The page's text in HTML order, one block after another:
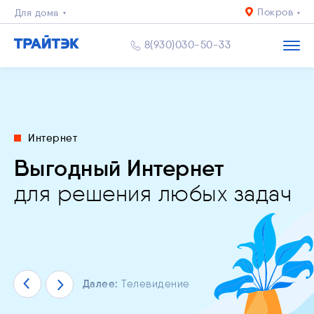
Для дома
Бизнесу
Покров
8(930)030-50-33
Интернет
любых задач
Интернет
Выгодный Интернет
для решения любых задач
и IP
возрастов
за близкихи
приложение
Личный кабинет"
уже сейчас!
уровень
и комфорта
Далее: Телевидение